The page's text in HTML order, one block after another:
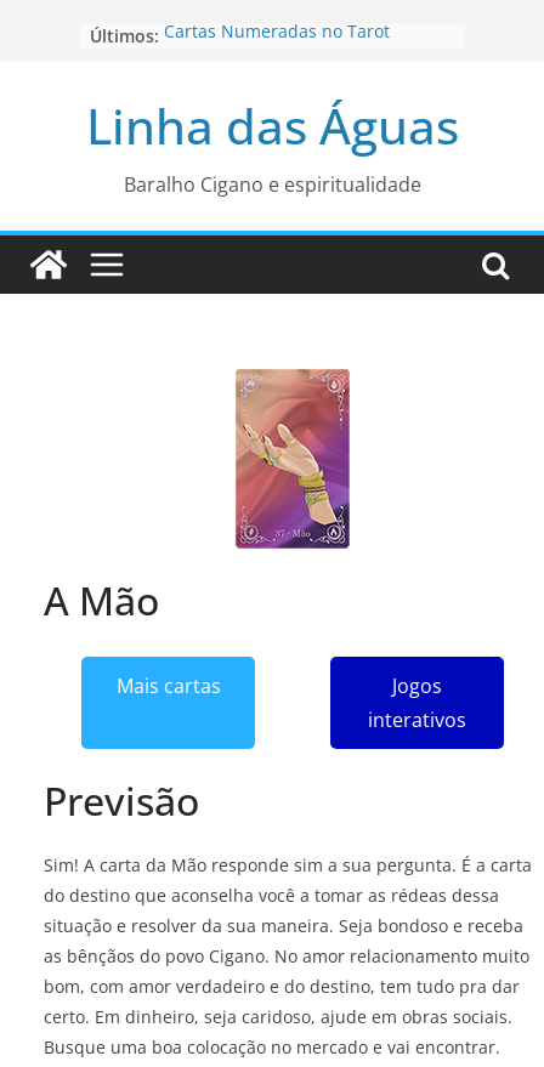
Últimos: Cartas Numeradas no Tarot
para está fase
Os Naipes no Tarot
Cartas da Corte no Tarot
Linha das Águas
Baralho Cigano e espiritualidade
A Mão
Mais cartas
Jogos
interativos
Previsão
Sim! A carta da Mão responde sim a sua pergunta. É a carta
do destino que aconselha você a tomar as rédeas dessa
situação e resolver da sua maneira. Seja bondoso e receba
as bênçãos do povo Cigano. No amor relacionamento muito
bom, com amor verdadeiro e do destino, tem tudo pra dar
certo. Em dinheiro, seja caridoso, ajude em obras sociais.
Busque uma boa colocação no mercado e vai encontrar.